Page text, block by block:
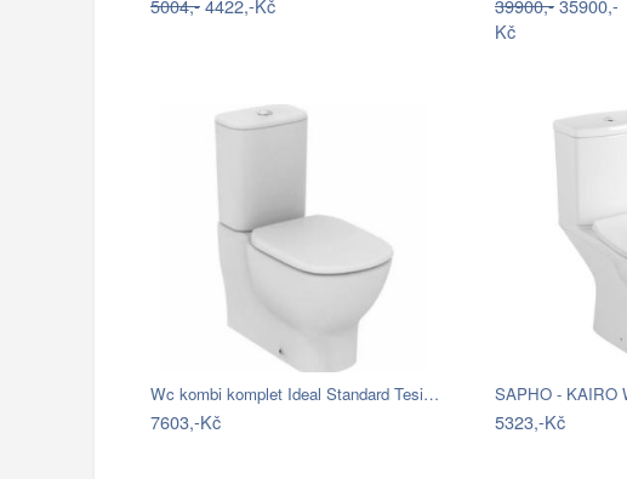
5004,-4422,-Kč 39900,-35900,-
Kč
Wc kombi komplet Ideal Standard Tesi…
7603,-Kč 5323,-Kč